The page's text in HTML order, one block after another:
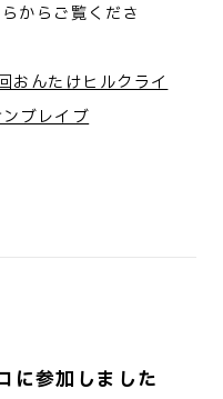
からご覧くださ
おんたけヒルクライ
ブレイブ
に参加しました